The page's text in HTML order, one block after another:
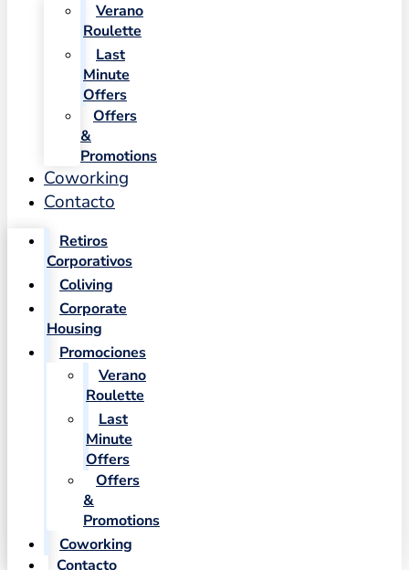
Verano
Roulette
Last
Minute
Offers
Offers
&
Promotions
Coworking
Contacto
Retiros
Corporativos
Coliving
Corporate
Housing
Promociones
Verano
Roulette
Last
Minute
Offers
Offers
&
Promotions
Coworking
Contacto